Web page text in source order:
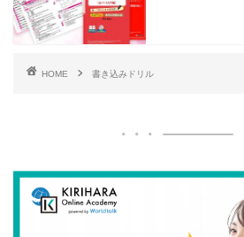
HOME 書き込みドリル